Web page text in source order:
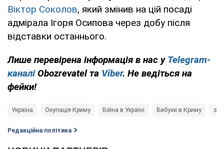
Віктор Соколов, який змінив на цій посаді
адмірала Ігоря Осипова через добу після
відставки останнього.
Лише перевірена інформація в нас у Telegram-
каналі Obozrevatel та Viber. Не ведіться на
фейки!
Україна Окупація Криму Війна в Україні Вибухи в Криму
Редакційна політика